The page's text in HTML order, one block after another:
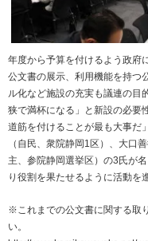
年度から予算を付けるよう政府
公文書の展示、利用機能を持つ
ル化など施設の充実も議連の目
狭で満杯になる」と新設の必要
道筋を付けることが最も大事だ
（自民、衆院静岡1区）、大口
主、参院静岡選挙区）の3氏が
り役割を果たせるように活動を
※これまでの公文書に関する取
い。